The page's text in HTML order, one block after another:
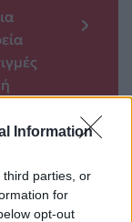
Information
third parties, or
for
opt-out